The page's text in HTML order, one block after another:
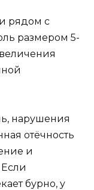
рядом с
размером 5-
нарушения
отёчность
и
бурно, у